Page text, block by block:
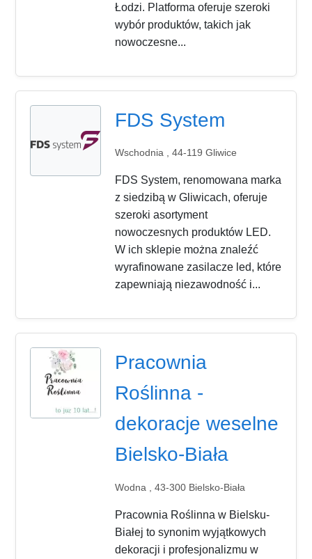
Łodzi. Platforma oferuje szeroki
wybór produktów, takich jak
nowoczesne...
FDS System
Wschodnia , 44-119 Gliwice
FDS System, renomowana marka
z siedzibą w Gliwicach, oferuje
szeroki asortyment
nowoczesnych produktów LED.
W ich sklepie można znaleźć
wyrafinowane zasilacze led, które
zapewniają niezawodność i...
Pracownia
Roślinna -
dekoracje weselne
Bielsko-Biała
Wodna , 43-300 Bielsko-Biała
Pracownia Roślinna w Bielsku-
Białej to synonim wyjątkowych
dekoracji i profesjonalizmu w